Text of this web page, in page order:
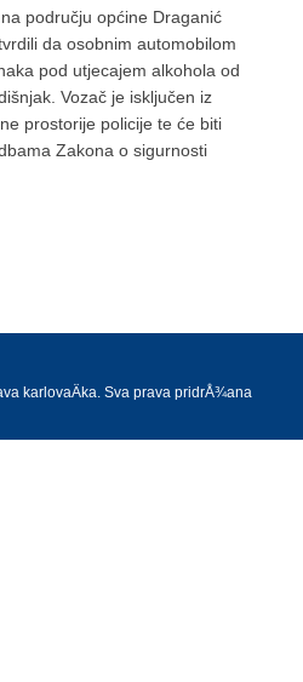
području općine Draganić
da osobnim automobilom
pod utjecajem alkohola od
Vozač je isključen iz
prostorije policije te će biti
Zakona o sigurnosti
karlovaÄka. Sva prava pridrÅ¾ana